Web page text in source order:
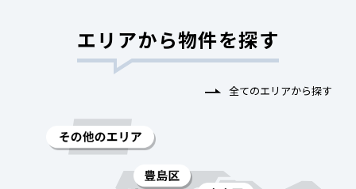
エリアから物件を探す
全てのエリアから探す